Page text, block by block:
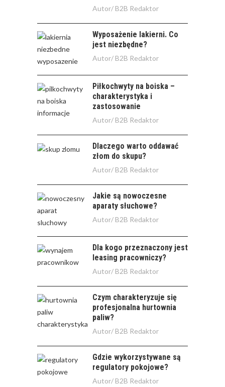
Autor/ B2B Redaktor
Wyposażenie lakierni. Co
jest niezbędne?
Autor/ B2B Redaktor
Piłkochwyty na boiska –
charakterystyka i
zastosowanie
Autor/ B2B Redaktor
Dlaczego warto oddawać
złom do skupu?
Autor/ B2B Redaktor
Jakie są nowoczesne
aparaty słuchowe?
Autor/ B2B Redaktor
Dla kogo przeznaczony jest
leasing pracowniczy?
Autor/ B2B Redaktor
Czym charakteryzuje się
profesjonalna hurtownia
paliw?
Autor/ B2B Redaktor
Gdzie wykorzystywane są
regulatory pokojowe?
Autor/ B2B Redaktor